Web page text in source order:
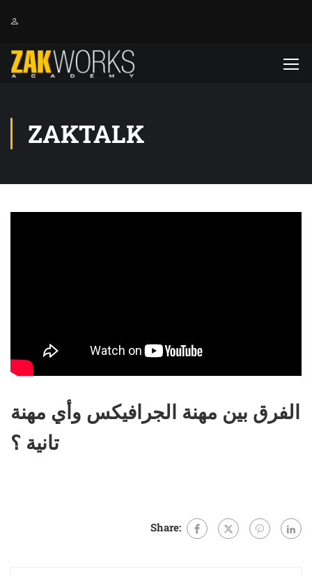
ZAKTALK
الفرق بين مهنة الجرافيكس وأي مهنة
تانية ؟
Share: